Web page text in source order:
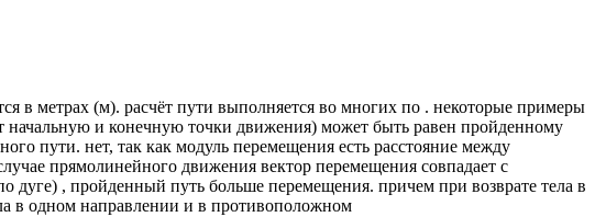
в метрах (м). расчёт пути выполняется во многих по . некоторые примеры
начальную и конечную точки движения) может быть равен пройденному
пути. нет, так как модуль перемещения есть расстояние между
прямолинейного движения вектор перемещения совпадает с
дуге) , пройденный путь больше перемещения. причем при возврате тела в
в одном направлении и в противоположном